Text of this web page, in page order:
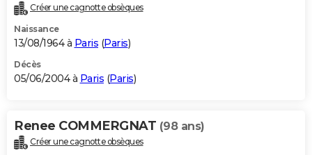
Créer une cagnotte obsèques
Naissance
13/08/1964 à Paris (Paris)
Décès
05/06/2004 à Paris (Paris)
Renee COMMERGNAT (98 ans)
Créer une cagnotte obsèques